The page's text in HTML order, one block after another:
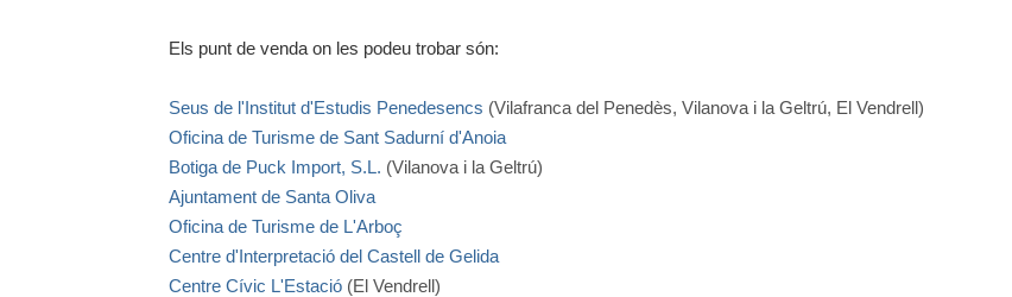
Els punt de venda on les podeu trobar són:
Seus de l'Institut d'Estudis Penedesencs (Vilafranca del Penedès, Vilanova i la Geltrú, El Vendrell)
Oficina de Turisme de Sant Sadurní d'Anoia
Botiga de Puck Import, S.L. (Vilanova i la Geltrú)
Ajuntament de Santa Oliva
Oficina de Turisme de L'Arboç
Centre d'Interpretació del Castell de Gelida
Centre Cívic L'Estació (El Vendrell)